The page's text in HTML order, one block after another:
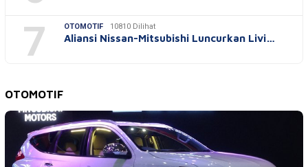
7 OTOMOTIF 10810 Dilihat
Aliansi Nissan-Mitsubishi Luncurkan Livi…
OTOMOTIF